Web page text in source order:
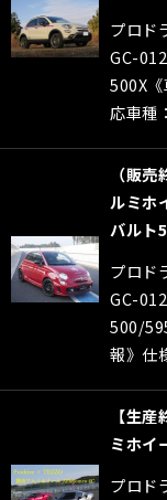
プロド
GC-
500X
応車種
（販
ルミホ
バルト
プロド
GC-
500/
報》
【生
ミホイ
プロド